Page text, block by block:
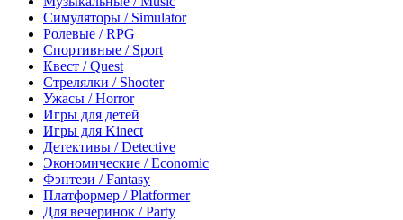
Симуляторы / Simulator
Ролевые / RPG
Спортивные / Sport
Квест / Quest
Стрелялки / Shooter
Ужасы / Horror
Игры для детей
Игры для Kinect
Детективы / Detective
Экономические / Economic
Фэнтези / Fantasy
Платформер / Platformer
Для вечеринок / Party